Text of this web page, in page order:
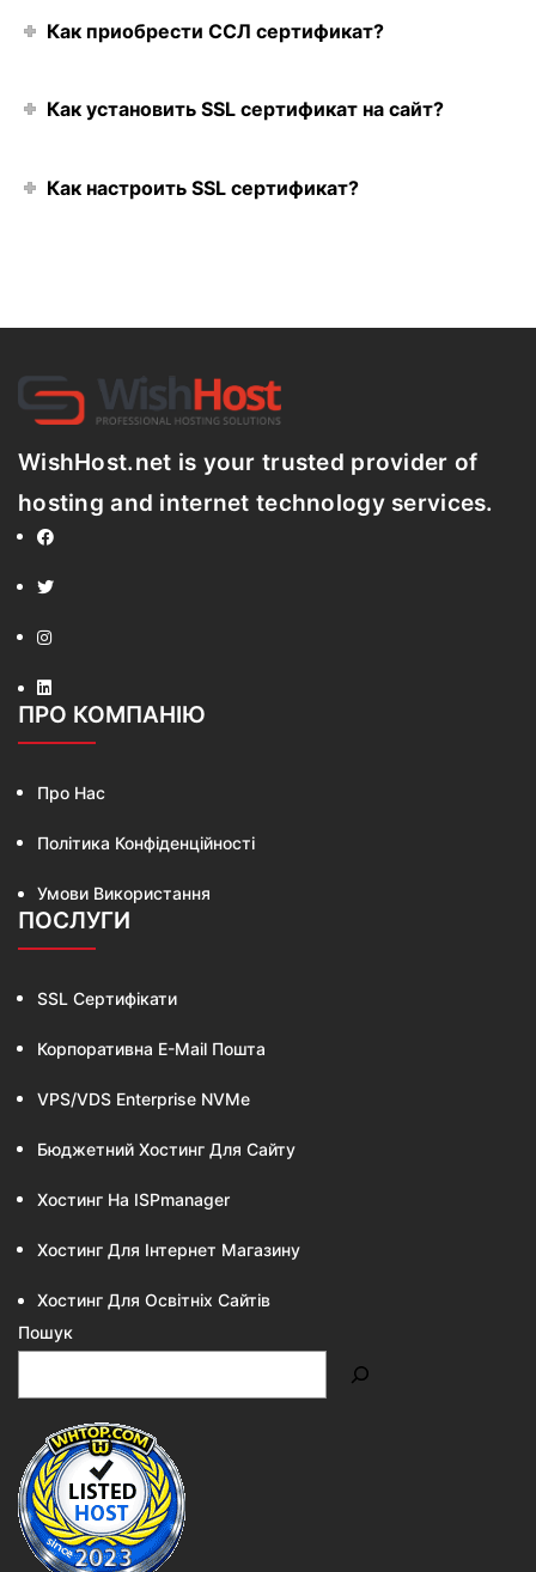
Как приобрести ССЛ сертификат?
Как установить SSL сертификат на сайт?
Как настроить SSL сертификат?
WishHost.net is your trusted provider of
hosting and internet technology services.
ПРО КОМПАНІЮ
Про Нас
Політика Конфіденційності
Умови Використання
ПОСЛУГИ
SSL Сертифікати
Корпоративна E-Mail Пошта
VPS/VDS Enterprise NVMe
Бюджетний Хостинг Для Сайту
Хостинг На ISPmanager
Хостинг Для Інтернет Магазину
Хостинг Для Освітніх Сайтів
Пошук